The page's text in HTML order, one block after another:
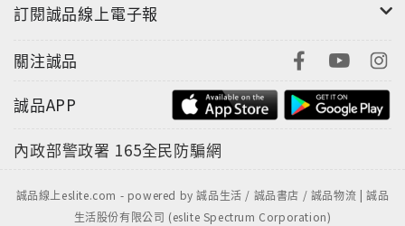
訂閱誠品線上電子報
關注誠品
誠品APP
內政部警政署 165全民防騙網
誠品線上eslite.com - powered by 誠品生活 / 誠品書店 / 誠品物流 | 誠品
生活股份有限公司 (eslite Spectrum Corporation)